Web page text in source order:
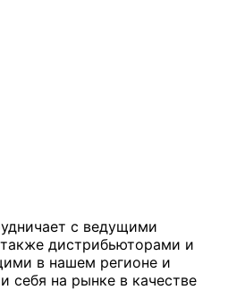
с ведущими
дистрибьюторами и
в нашем регионе и
себя на рынке в качестве